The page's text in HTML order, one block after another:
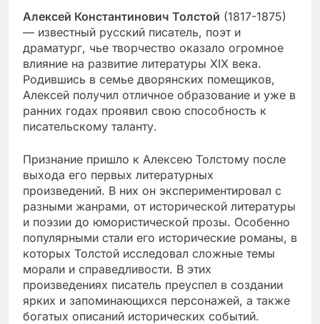
Алексей Константинович Толстой (1817-1875)
— известный русский писатель, поэт и
драматург, чье творчество оказало огромное
влияние на развитие литературы XIX века.
Родившись в семье дворянских помещиков,
Алексей получил отличное образование и уже в
ранних годах проявил свою способность к
писательскому таланту.
Признание пришло к Алексею Толстому после
выхода его первых литературных
произведений. В них он экспериментировал с
разными жанрами, от исторической литературы
и поэзии до юмористической прозы. Особенно
популярными стали его исторические романы, в
которых Толстой исследовал сложные темы
морали и справедливости. В этих
произведениях писатель преуспел в создании
ярких и запоминающихся персонажей, а также
богатых описаний исторических событий.